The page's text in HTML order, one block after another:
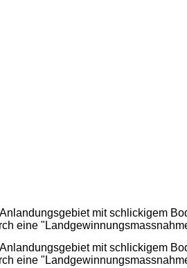
mit schlickigem
eine
mit schlickigem
eine